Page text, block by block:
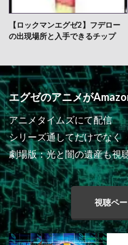
【ロックマンエグゼ2】フデロー
の出現場所と入手できるチップ
エグゼのアニメが
アニメタイムズにて配信
シリーズ通してだけでなく
劇場版：光と闇の遺産も視
視聴ペ